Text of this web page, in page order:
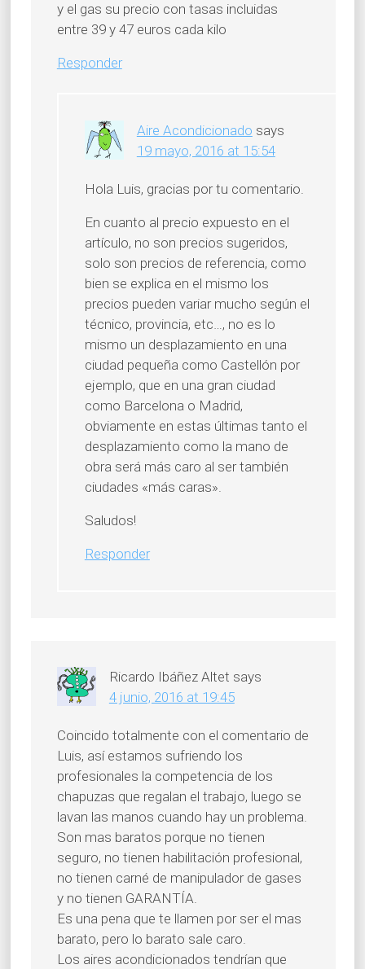
y el gas su precio con tasas incluidas
entre 39 y 47 euros cada kilo
Responder
Aire Acondicionado says
19 mayo, 2016 at 15:54
Hola Luis, gracias por tu comentario.
En cuanto al precio expuesto en el
artículo, no son precios sugeridos,
solo son precios de referencia, como
bien se explica en el mismo los
precios pueden variar mucho según el
técnico, provincia, etc…, no es lo
mismo un desplazamiento en una
ciudad pequeña como Castellón por
ejemplo, que en una gran ciudad
como Barcelona o Madrid,
obviamente en estas últimas tanto el
desplazamiento como la mano de
obra será más caro al ser también
ciudades «más caras».
Saludos!
Responder
Ricardo Ibáñez Altet says
4 junio, 2016 at 19:45
Coincido totalmente con el comentario de
Luis, así estamos sufriendo los
profesionales la competencia de los
chapuzas que regalan el trabajo, luego se
lavan las manos cuando hay un problema.
Son mas baratos porque no tienen
seguro, no tienen habilitación profesional,
no tienen carné de manipulador de gases
y no tienen GARANTÍA.
Es una pena que te llamen por ser el mas
barato, pero lo barato sale caro.
Los aires acondicionados tendrían que